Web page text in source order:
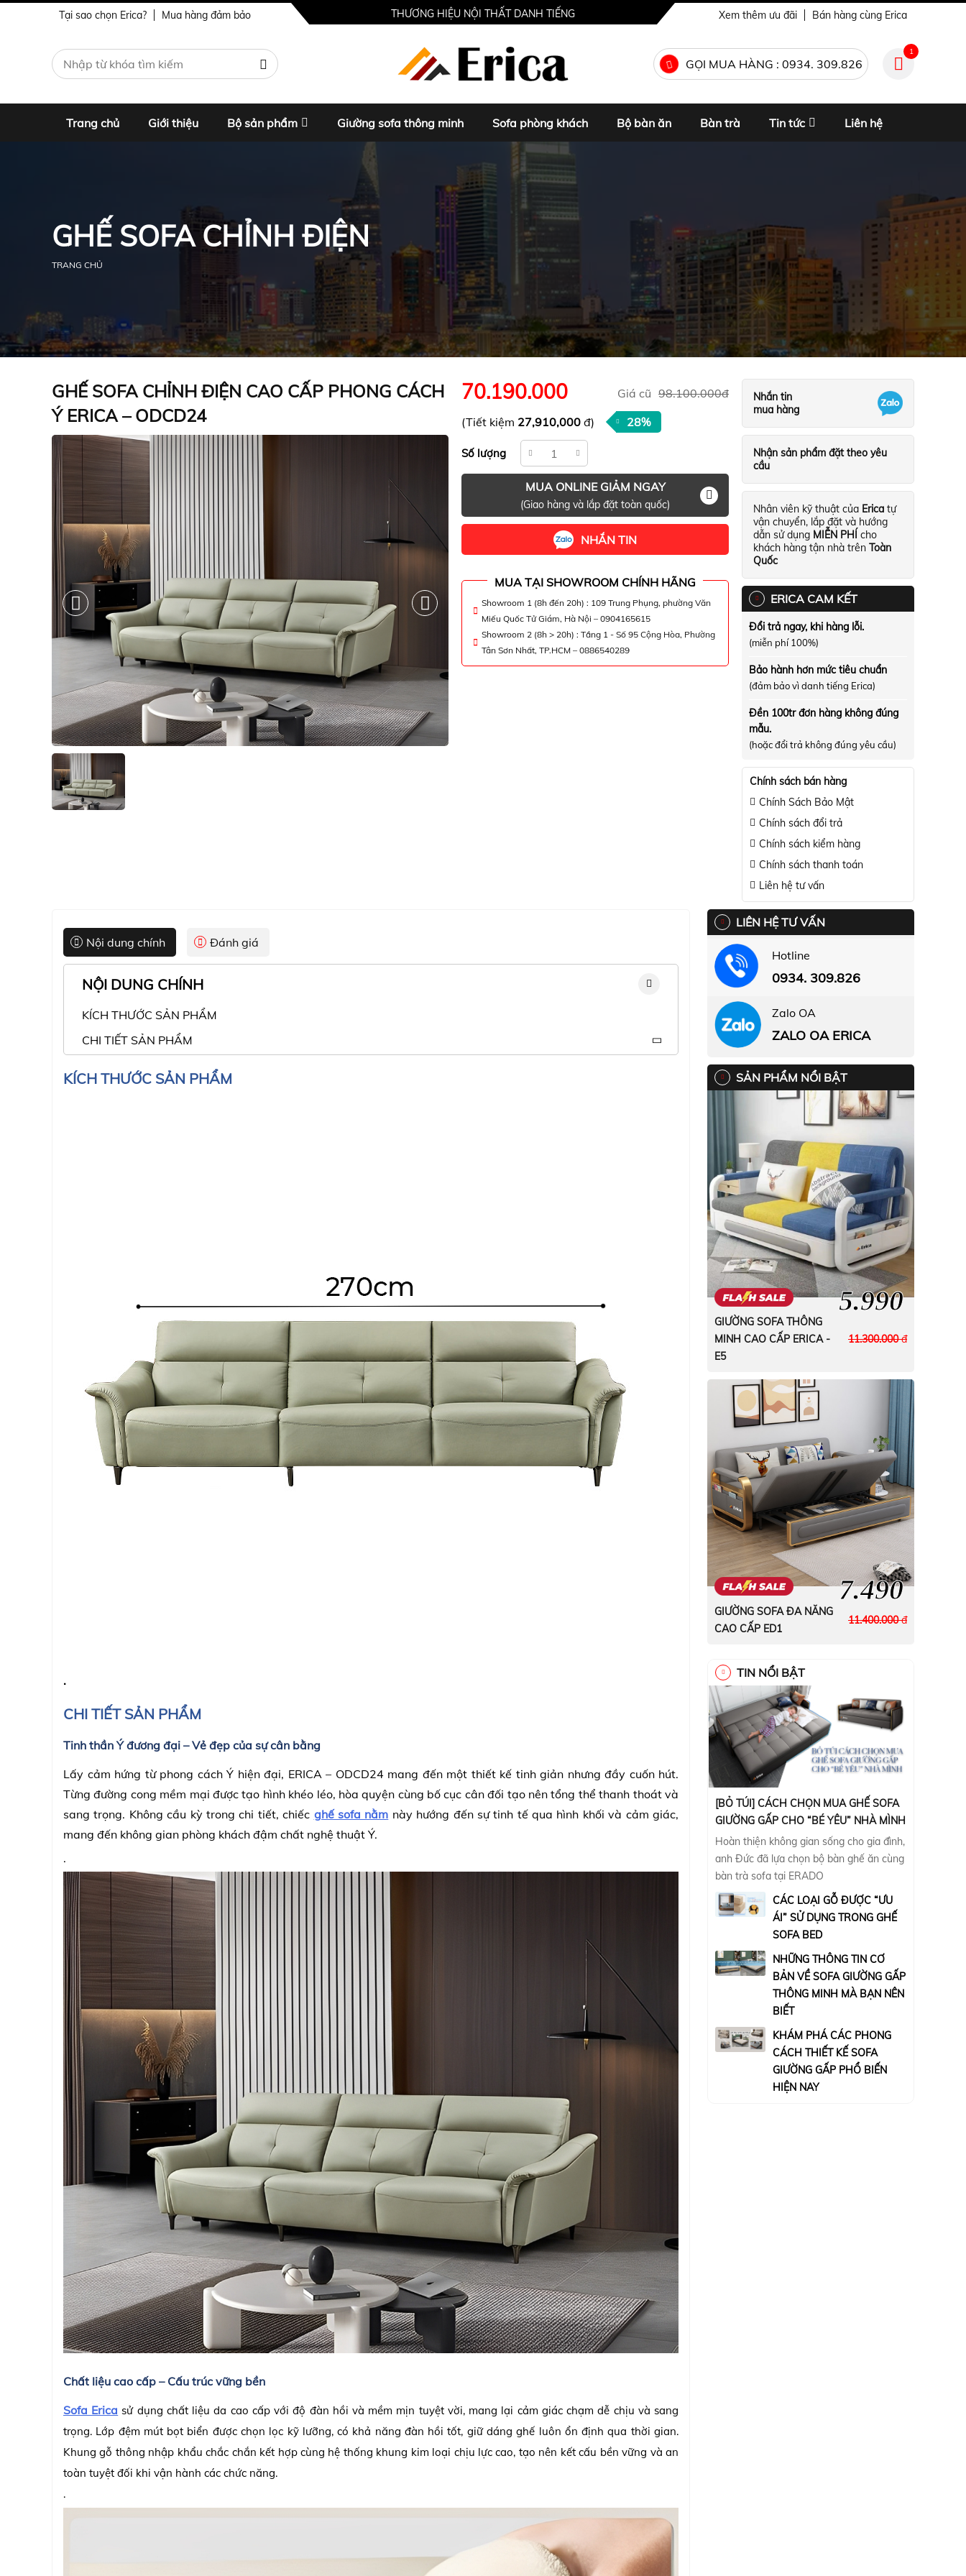
Tại sao chọn Erica? Mua hàng đảm bảo THƯƠNG HIỆU NỘI THẤT DANH TIẾNG Xem thêm ưu đãi Bán hàng cùng Erica
GỌI MUA HÀNG : 0934. 309.826
1
Trang chủ Giới thiệu Bộ sản phẩm Giường sofa thông minh Sofa phòng khách Bộ bàn ăn Bàn trà Tin tức Liên hệ
GHẾ SOFA CHỈNH ĐIỆN
TRANG CHỦ
GHẾ SOFA CHỈNH ĐIỆN CAO CẤP PHONG CÁCH
Ý ERICA – ODCD24
70.190.000 Giá cũ 98.100.000đ
(Tiết kiệm 27,910,000 đ) 28%
Số lượng
MUA ONLINE GIẢM NGAY
(Giao hàng và lắp đặt toàn quốc)
NHẮN TIN
MUA TẠI SHOWROOM CHÍNH HÃNG
Showroom 1 (8h đến 20h) : 109 Trung Phụng, phường Văn
Miếu Quốc Tử Giám, Hà Nội – 0904165615
Showroom 2 (8h > 20h) : Tầng 1 - Số 95 Cộng Hòa, Phường
Tân Sơn Nhất, TP.HCM – 0886540289
Nhắn tin
mua hàng
Nhận sản phẩm đặt theo yêu
cầu
Nhân viên kỹ thuật của Erica tự
vận chuyển, lắp đặt và hướng
dẫn sử dụng MIỄN PHÍ cho
khách hàng tận nhà trên Toàn
Quốc
ERICA CAM KẾT
Đổi trả ngay, khi hàng lỗi.
(miễn phí 100%)
Bảo hành hơn mức tiêu chuẩn
(đảm bảo vì danh tiếng Erica)
Đền 100tr đơn hàng không đúng
mẫu.
(hoặc đổi trả không đúng yêu cầu)
Chính sách bán hàng
Chính Sách Bảo Mật
Chính sách đổi trả
Chính sách kiểm hàng
Chính sách thanh toán
Liên hệ tư vấn
Nội dung chính Đánh giá
NỘI DUNG CHÍNH
KÍCH THƯỚC SẢN PHẨM
CHI TIẾT SẢN PHẨM
KÍCH THƯỚC SẢN PHẨM
.
CHI TIẾT SẢN PHẨM
Tinh thần Ý đương đại – Vẻ đẹp của sự cân bằng
Lấy cảm hứng từ phong cách Ý hiện đại, ERICA – ODCD24 mang đến một thiết kế tinh giản nhưng đầy cuốn hút.
Từng đường cong mềm mại được tạo hình khéo léo, hòa quyện cùng bố cục cân đối tạo nên tổng thể thanh thoát và
sang trọng. Không cầu kỳ trong chi tiết, chiếc ghế sofa nằm này hướng đến sự tinh tế qua hình khối và cảm giác,
mang đến không gian phòng khách đậm chất nghệ thuật Ý.
.
Chất liệu cao cấp – Cấu trúc vững bền
Sofa Erica sử dụng chất liệu da cao cấp với độ đàn hồi và mềm mịn tuyệt vời, mang lại cảm giác chạm dễ chịu và sang
trọng. Lớp đệm mút bọt biển được chọn lọc kỹ lưỡng, có khả năng đàn hồi tốt, giữ dáng ghế luôn ổn định qua thời gian.
Khung gỗ thông nhập khẩu chắc chắn kết hợp cùng hệ thống khung kim loại chịu lực cao, tạo nên kết cấu bền vững và an
toàn tuyệt đối khi vận hành các chức năng.
.
LIÊN HỆ TƯ VẤN
Hotline
0934. 309.826
Zalo OA
ZALO OA ERICA
SẢN PHẨM NỔI BẬT
5.990
GIƯỜNG SOFA THÔNG
MINH CAO CẤP ERICA -
E5
11.300.000đ
7.490
GIƯỜNG SOFA ĐA NĂNG
CAO CẤP ED1
11.400.000đ
TIN NỔI BẬT
[BỎ TÚI] CÁCH CHỌN MUA GHẾ SOFA
GIƯỜNG GẤP CHO “BÉ YÊU” NHÀ MÌNH
Hoàn thiện không gian sống cho gia đình,
anh Đức đã lựa chọn bộ bàn ghế ăn cùng
bàn trà sofa tại ERADO
CÁC LOẠI GỖ ĐƯỢC “ƯU
ÁI” SỬ DỤNG TRONG GHẾ
SOFA BED
NHỮNG THÔNG TIN CƠ
BẢN VỀ SOFA GIƯỜNG GẤP
THÔNG MINH MÀ BẠN NÊN
BIẾT
KHÁM PHÁ CÁC PHONG
CÁCH THIẾT KẾ SOFA
GIƯỜNG GẤP PHỔ BIẾN
HIỆN NAY